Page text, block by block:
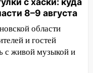
дерево
деревья,
8–9 августа
области
и гостей
с живой музыкой и